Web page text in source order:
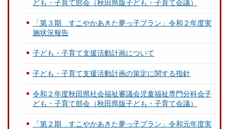
ども・子育て部会（秋田県版子ども・子育て会議）
「第３期 すこやかあきた夢っ子プラン」令和２年度実
施状況報告
子ども・子育て支援活動計画について
子ども・子育て支援活動計画の策定に関する指針
令和２年度秋田県社会福祉審議会児童福祉専門分科会子
ども・子育て部会（秋田県版子ども・子育て会議）
「第２期 すこやかあきた夢っ子プラン」令和元年度実